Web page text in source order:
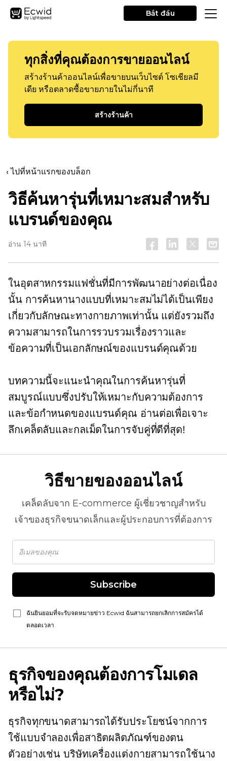
Bắt đầu
ทุกสิ่งที่คุณต้องการขายออนไลน์
สร้างร้านค้าออนไลน์เพื่อขายบนเว็บไซต์ โซเชียลมี
เดีย หรือตลาดซื้อขายภายในไม่กี่นาที
สร้างร้านค้า
‹ ไปที่หน้าแรกของบล็อก
วิธีค้นหารุ่นที่เหมาะสมสำหรับ
แบรนด์ของคุณ
อ่าน 14 นาที
ในอุตสาหกรรมแฟชั่นที่มีการพัฒนาอย่างต่อเนื่อง
นั้น การค้นหานางแบบที่เหมาะสมไม่ได้เป็นเพียง
เกี่ยวกับลักษณะทางกายภาพเท่านั้น แต่ยังรวมถึง
ความสามารถในการรวบรวมเรื่องราวและ
ข้อความที่เป็นเอกลักษณ์ของแบรนด์คุณด้วย
บทความนี้จะแนะนำคุณในการค้นหารุ่นที่
สมบูรณ์แบบซึ่งปรับให้เหมาะกับความต้องการ
และข้อกำหนดของแบรนด์คุณ อ่านต่อเพื่อเจาะ
ลึกเคล็ดลับและกลเม็ดในการจับคู่ที่ดีที่สุด!
วิธีขายของออนไลน์
เคล็ดลับจาก E-commerce ผู้เชี่ยวชาญสำหรับ
เจ้าของธุรกิจขนาดเล็กและผู้ประกอบการที่ต้องการ
Subscribe
ฉันยินยอมที่จะรับจดหมายข่าว Ecwid ฉันสามารถยกเลิกการสมัครได้
ตลอดเวลา
ธุรกิจของคุณต้องการโมเดล
หรือไม่?
ธุรกิจทุกขนาดสามารถได้รับประโยชน์จากการ
ใช้แบบจำลองเพื่อสาธิตผลิตภัณฑ์ของตน
ตัวอย่างเช่น บริษัทเครื่องแต่งกายสามารถใช้นาง